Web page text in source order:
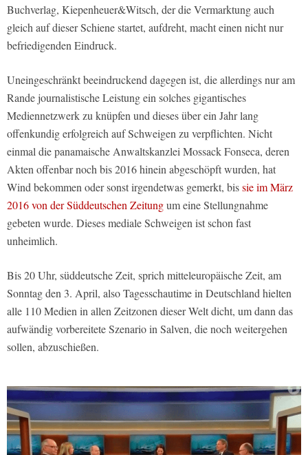
Buchverlag, Kiepenheuer&Witsch, der die Vermarktung auch
gleich auf dieser Schiene startet, aufdreht, macht einen nicht nur
befriedigenden Eindruck.
Uneingeschränkt beeindruckend dagegen ist, die allerdings nur am
Rande journalistische Leistung ein solches gigantisches
Mediennetzwerk zu knüpfen und dieses über ein Jahr lang
offenkundig erfolgreich auf Schweigen zu verpflichten. Nicht
einmal die panamaische Anwaltskanzlei Mossack Fonseca, deren
Akten offenbar noch bis 2016 hinein abgeschöpft wurden, hat
Wind bekommen oder sonst irgendetwas gemerkt, bissie im März
2016 von der Süddeutschen Zeitungum eine Stellungnahme
gebeten wurde. Dieses mediale Schweigen ist schon fast
unheimlich.
Bis 20 Uhr, süddeutsche Zeit, sprich mitteleuropäische Zeit, am
Sonntag den 3. April, also Tagesschautime in Deutschland hielten
alle 110 Medien in allen Zeitzonen dieser Welt dicht, um dann das
aufwändig vorbereitete Szenario in Salven, die noch weitergehen
sollen, abzuschießen.